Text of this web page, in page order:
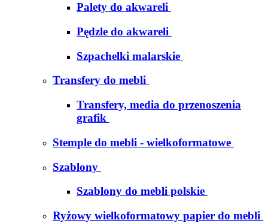
Palety do akwareli
Pędzle do akwareli
Szpachelki malarskie
Transfery do mebli
Transfery, media do przenoszenia
grafik
Stemple do mebli - wielkoformatowe
Szablony
Szablony do mebli polskie
Ryżowy wielkoformatowy papier do mebli